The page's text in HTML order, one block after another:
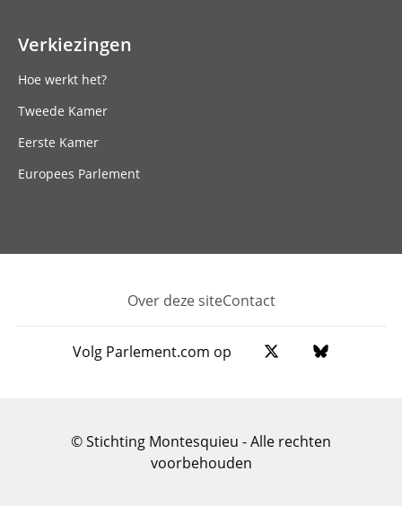
Verkiezingen
Hoe werkt het?
Tweede Kamer
Eerste Kamer
Europees Parlement
Footer
Over deze siteContact
Volg Parlement.com op
© Stichting Montesquieu - Alle rechten
voorbehouden